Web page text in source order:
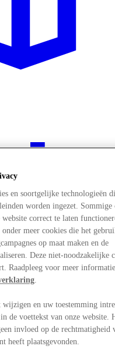
en soortgelijke technologieën
worden ingezet. Sommige
correct te laten
meer cookies die het
op maat maken en de
Deze niet-noodzakelijke
Raadpleeg voor meer
en uw toestemming
de voettekst van onze website.
invloed op de rechtmatigheid
heeft plaatsgevonden.